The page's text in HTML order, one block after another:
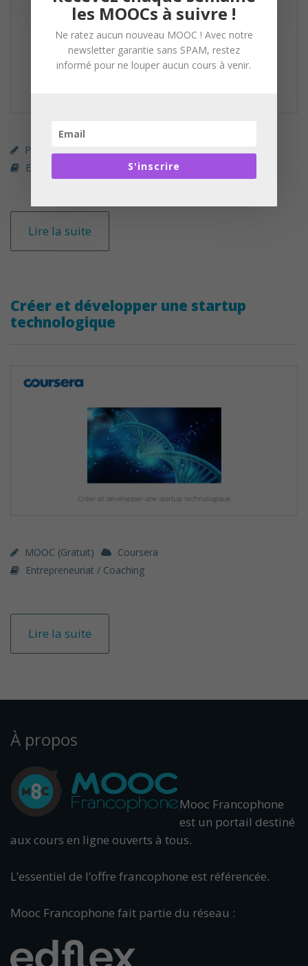
Parcours Premium (payant)
Economie / Finance
Lire la suite
Créer et développer une startup
technologique
MOOC (gratuit)
Coursera
Entrepreneuriat / Coaching
Lire la suite
À propos
Mooc Francophone
est un portail destiné
aux cours en ligne ouverts à tous.
L’essentiel de l’offre francophone est référencée.
Mooc Francophone fait partie du réseau :
les MOOCs à suivre !
Ne ratez aucun nouveau MOOC ! Avec notre
newsletter garantie sans SPAM, restez
informé pour ne louper aucun cours à venir.
S'inscrire